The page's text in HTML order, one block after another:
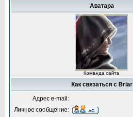
Аватара
Команда сайта
Как связаться с Briar
Адрес e-mail:
Личное сообщение: